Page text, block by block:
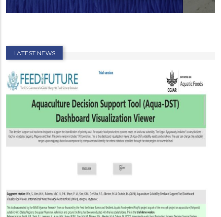
LATEST NEWS